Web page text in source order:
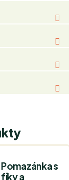
Pomazánka s
fíky a